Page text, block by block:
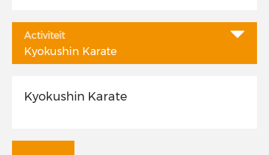
Activiteit
Kyokushin Karate
Kyokushin Karate